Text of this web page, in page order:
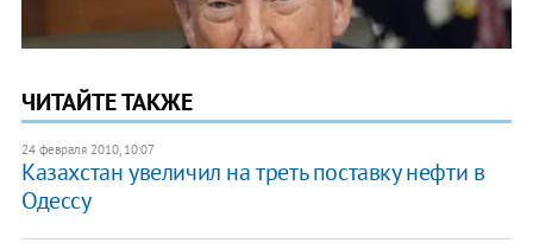
ЧИТАЙТЕ ТАКЖЕ
24 февраля 2010, 10:07
Казахстан увеличил на треть поставку нефти в
Одессу